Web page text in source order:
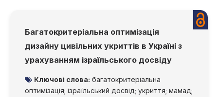
Багатокритеріальна оптимізація
дизайну цивільних укриттів в Україні з
урахуванням ізраїльського досвіду
Ключові слова: багатокритеріальна
оптимізація; ізраїльський досвід; укриття; мамад;